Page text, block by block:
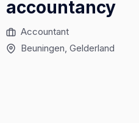
accountancy
Accountant
Beuningen, Gelderland